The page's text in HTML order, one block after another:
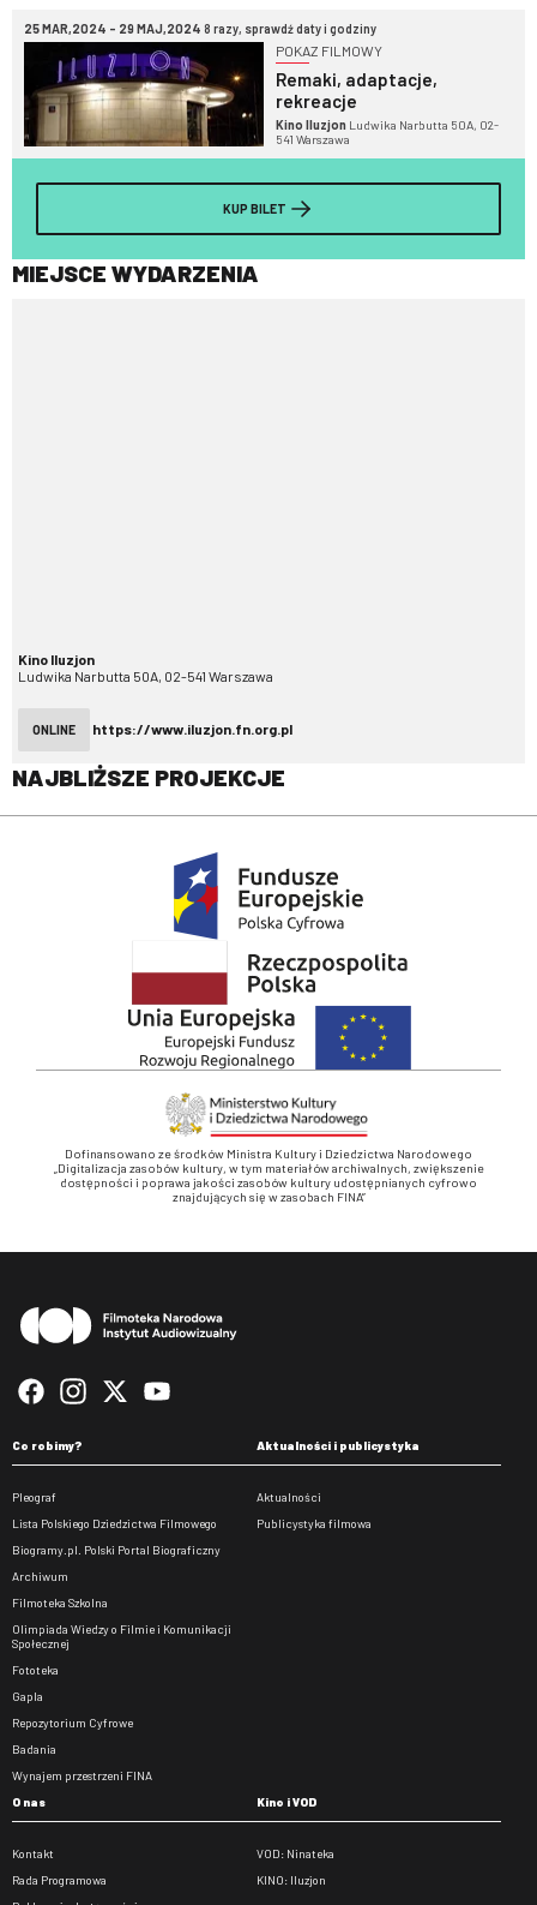
25 MAR,2024 - 29 MAJ,2024 8 razy, sprawdź daty i godziny
POKAZ FILMOWY
Remaki, adaptacje,
rekreacje
Kino Iluzjon Ludwika Narbutta 50A, 02-
541 Warszawa
KUP BILET
MIEJSCE WYDARZENIA
Kino Iluzjon
Ludwika Narbutta 50A, 02-541 Warszawa
ONLINE https://www.iluzjon.fn.org.pl
NAJBLIŻSZE PROJEKCJE
Dofinansowano ze środków Ministra Kultury i Dziedzictwa Narodowego
„Digitalizacja zasobów kultury, w tym materiałów archiwalnych, zwiększenie
dostępności i poprawa jakości zasobów kultury udostępnianych cyfrowo
znajdujących się w zasobach FINA”
Co robimy?
Pleograf
Lista Polskiego Dziedzictwa Filmowego
Biogramy.pl. Polski Portal Biograficzny
Archiwum
Filmoteka Szkolna
Olimpiada Wiedzy o Filmie i Komunikacji
Społecznej
Fototeka
Gapla
Repozytorium Cyfrowe
Badania
Wynajem przestrzeni FINA
Aktualności i publicystyka
Aktualności
Publicystyka filmowa
O nas
Kontakt
Rada Programowa
Kino i VOD
VOD: Ninateka
KINO: Iluzjon